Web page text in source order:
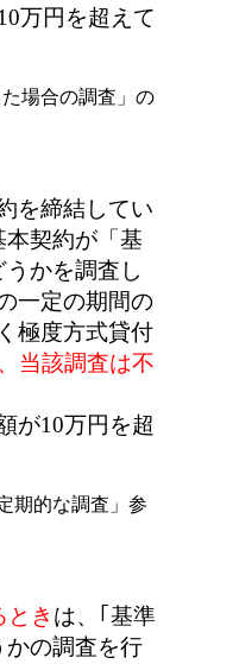
万円を超えて
場合の調査」の
を締結してい
契約が「基
かを調査し
一定の期間の
極度方式貸付
当該調査は不
が10万円を超
期的な調査」参
き は、｢基準
かの調査を行